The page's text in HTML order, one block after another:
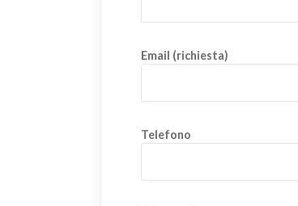
Email (richiesta)
Telefono